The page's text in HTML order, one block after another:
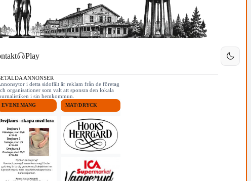
Play
ANNONSER
i detta sidofält är reklam från de företag
organisationer som valt att sponsra den lokala
i sin hemkommun.
EVENEMANG MAT/DRYCK